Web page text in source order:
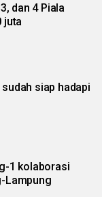
dan 4 Piala
juta
siap hadapi
1 kolaborasi
Lampung